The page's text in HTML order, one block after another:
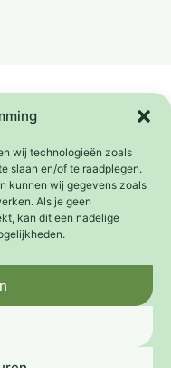
wij technologieën zoals
slaan en/of te raadplegen.
kunnen wij gegevens zoals
Als je geen
kan dit een nadelige